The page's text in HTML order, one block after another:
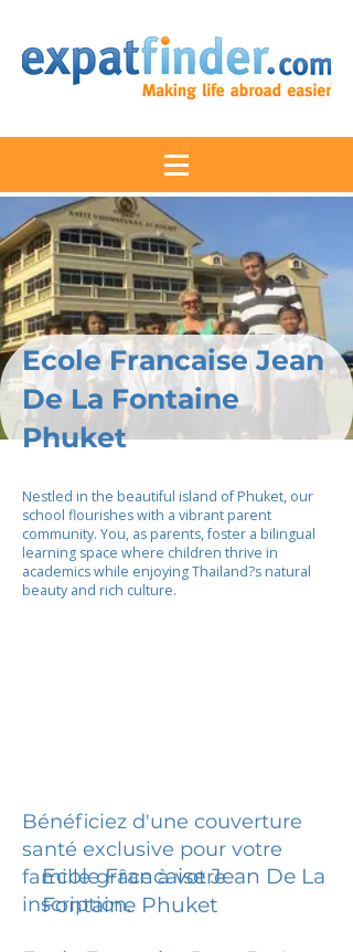
Ecole Francaise Jean
De La Fontaine
Phuket
Nestled in the beautiful island of Phuket, our
school flourishes with a vibrant parent
community. You, as parents, foster a bilingual
learning space where children thrive in
academics while enjoying Thailand?s natural
beauty and rich culture.
Bénéficiez d'une couverture
santé exclusive pour votre
famille grâce à votre
inscription.
Ecole Francaise Jean De La
Fontaine Phuket